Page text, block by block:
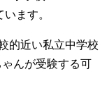
ます。
的近い私立中学校
んが受験する可